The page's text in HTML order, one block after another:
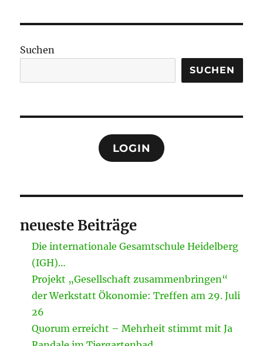
Suchen
SUCHEN
LOGIN
neueste Beiträge
Die internationale Gesamtschule Heidelberg
(IGH)…
Projekt „Gesellschaft zusammenbringen“
der Werkstatt Ökonomie: Treffen am 29. Juli
26
Quorum erreicht – Mehrheit stimmt mit Ja